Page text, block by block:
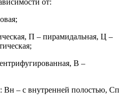
П – пирамидальная, Ц –
В –
Вн – с внутренней полостью, Сп